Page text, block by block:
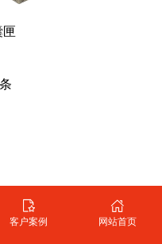
匣
条
览展示有限公司 版权所有
客户案例 网站首页